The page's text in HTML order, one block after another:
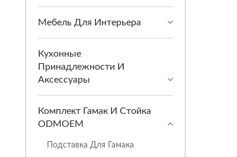
Мебель Для Интерьера
Кухонные
Принадлежности И
Аксессуары
Комплект Гамак И Стойка
ODMOEM
Подставка Для Гамака